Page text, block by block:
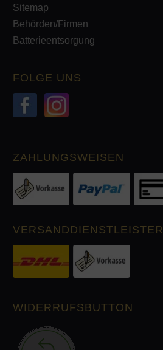
Sitemap
Behörden/Firmen
Batterieentsorgung
FOLGE UNS
ZAHLUNGSWEISEN
VERSANDDIENSTLEISTER
WIDERRUFSBUTTON